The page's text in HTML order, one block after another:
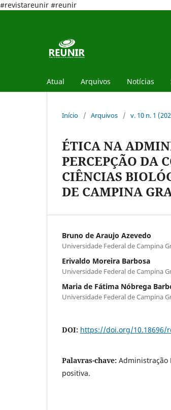
#revistareunir #reunir
Atual Arquivos Notícias
Início / Arquivos / v. 10 n. 1
ÉTICA NA
PERCEPÇÃO DA
CIÊNCIAS
DE CAMPINA
Bruno de Araujo Azevedo
Universidade Federal de Campina
Erivaldo Moreira Barbosa
Universidade Federal de Campina
Maria de Fátima Nóbrega
Universidade Federal de Campina
DOI: https://doi.org/10.18696/
Palavras-chave: Administração
positiva.